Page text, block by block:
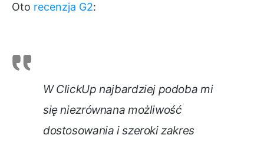
Oto recenzja G2:
W ClickUp najbardziej podoba mi
się niezrównana możliwość
dostosowania i szeroki zakres